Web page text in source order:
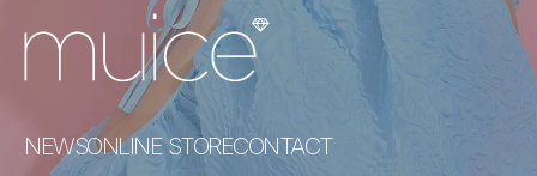
NEWSONLINE STORECONTACT